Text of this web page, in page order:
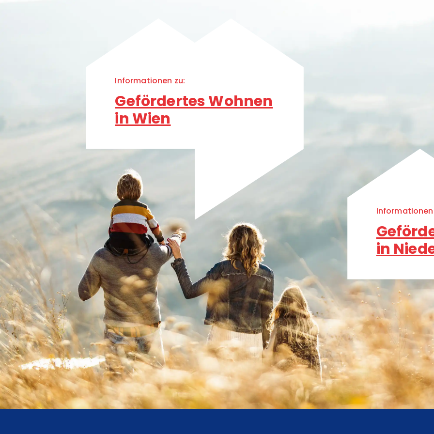
Informationen zu:
Gefördertes Wohnen
in Wien
Informationen
in